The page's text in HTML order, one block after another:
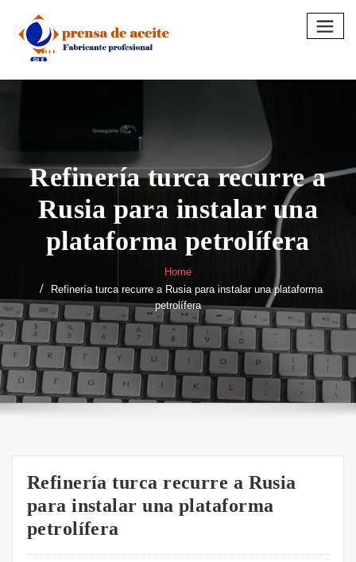
content
Refinería turca recurre a
Rusia para instalar una
plataforma petrolífera
Home
Refinería turca recurre a Rusia para instalar una plataforma
petrolífera
Refinería turca recurre a Rusia
para instalar una plataforma
petrolífera